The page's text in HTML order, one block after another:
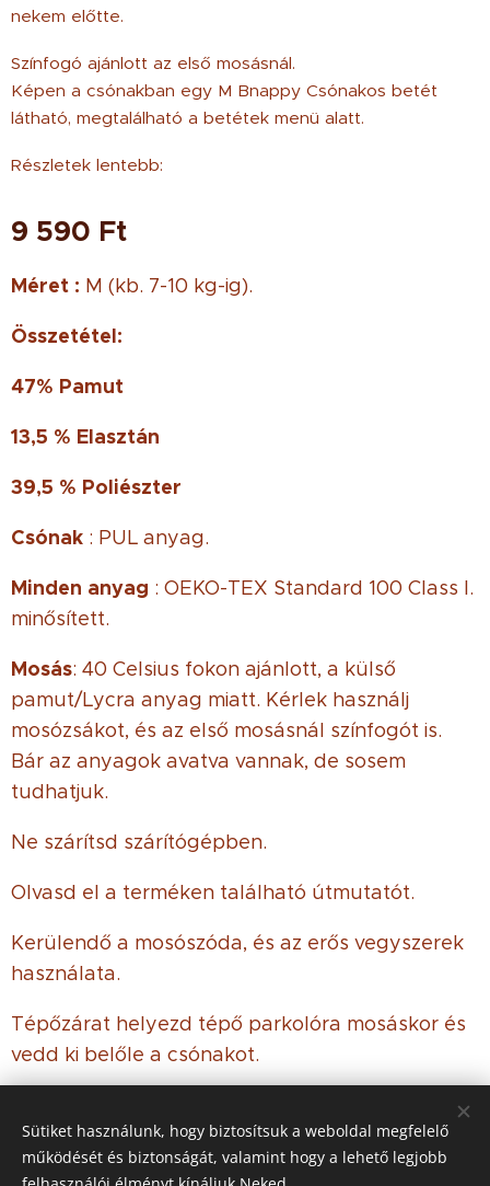
nekem előtte.
Színfogó ajánlott az első mosásnál.
Képen a csónakban egy M Bnappy Csónakos betét
látható, megtalálható a betétek menü alatt.
Részletek lentebb:
9 590 Ft
Méret : M (kb. 7-10 kg-ig).
Összetétel:
47% Pamut
13,5 % Elasztán
39,5 % Poliészter
Csónak : PUL anyag.
Minden anyag : OEKO-TEX Standard 100 Class I.
minősített.
Mosás: 40 Celsius fokon ajánlott, a külső
pamut/Lycra anyag miatt. Kérlek használj
mosózsákot, és az első mosásnál színfogót is.
Bár az anyagok avatva vannak, de sosem
tudhatjuk.
Ne szárítsd szárítógépben.
Olvasd el a terméken található útmutatót.
Kerülendő a mosószóda, és az erős vegyszerek
használata.
Tépőzárat helyezd tépő parkolóra mosáskor és
vedd ki belőle a csónakot.
© 2021 Minden jog fenntartva
Sütiket használunk, hogy biztosítsuk a weboldal megfelelő
működését és biztonságát, valamint hogy a lehető legjobb